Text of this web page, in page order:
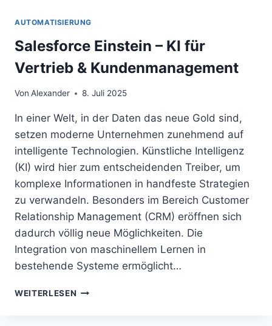
AUTOMATISIERUNG
Salesforce Einstein – KI für
Vertrieb & Kundenmanagement
Von Alexander 8. Juli 2025
In einer Welt, in der Daten das neue Gold sind,
setzen moderne Unternehmen zunehmend auf
intelligente Technologien. Künstliche Intelligenz
(KI) wird hier zum entscheidenden Treiber, um
komplexe Informationen in handfeste Strategien
zu verwandeln. Besonders im Bereich Customer
Relationship Management (CRM) eröffnen sich
dadurch völlig neue Möglichkeiten. Die
Integration von maschinellem Lernen in
bestehende Systeme ermöglicht…
WEITERLESEN SALESFORCE